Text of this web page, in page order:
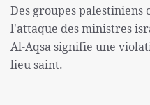
Des groupes palestiniens
l'attaque des ministres
Al-Aqsa signifie une
lieu saint.